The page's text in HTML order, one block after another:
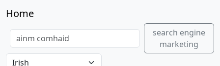
Home
search engine
marketing